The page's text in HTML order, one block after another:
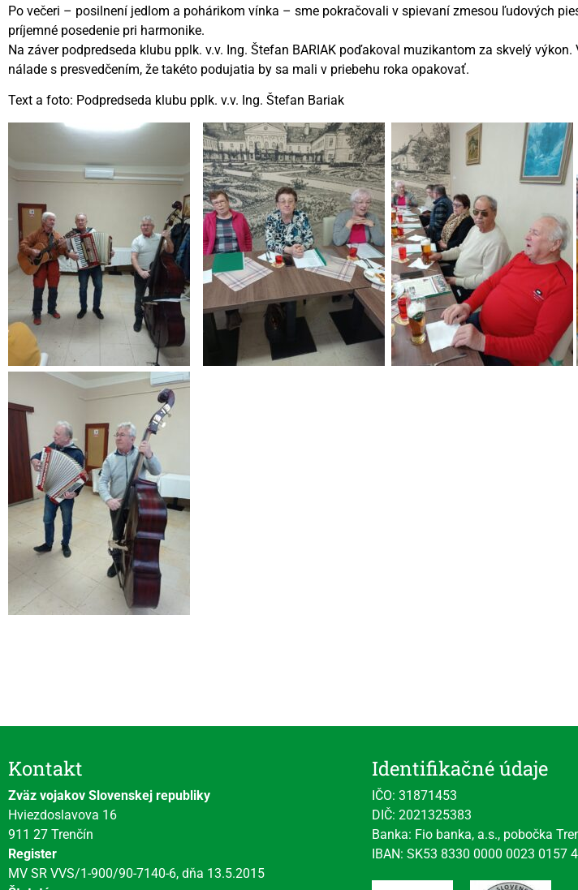
Po večeri – posilnení jedlom a pohárikom vínka – sme pokračovali v spievaní zmesou ľudových
príjemné posedenie pri harmonike.
Na záver podpredseda klubu pplk. v.v. Ing. Štefan BARIAK poďakoval muzikantom za skvelý
nálade s presvedčením, že takéto podujatia by sa mali v priebehu roka opakovať.
Text a foto: Podpredseda klubu pplk. v.v. Ing. Štefan Bariak
Kontakt
Zväz vojakov Slovenskej republiky
Hviezdoslavova 16
911 27 Trenčín
Register
MV SR VVS/1-900/90-7140-6, dňa 13.5.2015
Identifikačné údaje
IČO: 31871453
DIČ: 2021325383
Banka: Fio banka, a.s., pobočka
IBAN: SK53 8330 0000 0023 0157